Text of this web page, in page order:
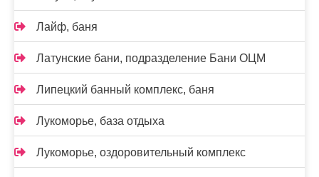
Лайф, баня
Латунские бани, подразделение Бани ОЦМ
Липецкий банный комплекс, баня
Лукоморье, база отдыха
Лукоморье, оздоровительный комплекс